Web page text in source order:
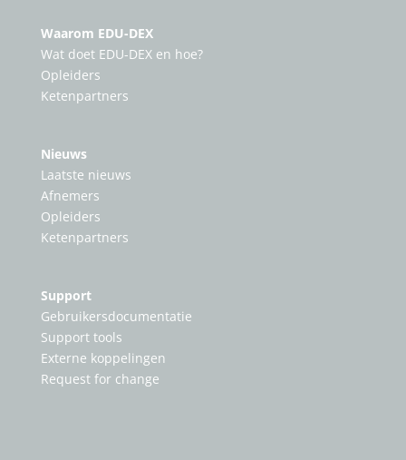
Waarom EDU-DEX
Wat doet EDU-DEX en hoe?
Opleiders
Ketenpartners
Nieuws
Laatste nieuws
Afnemers
Opleiders
Ketenpartners
Support
Gebruikersdocumentatie
Support tools
Externe koppelingen
Request for change